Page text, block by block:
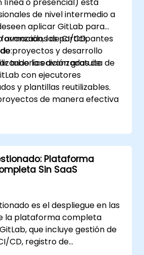
de nivel intermedio a
aplicar GitLab para
avanzados de CI/CD,
proyectos y desarrollo
la edición gratuita de
los participantes
tuberías avanzadas de
con ejecutores
y plantillas reutilizables.
de manera efectiva
código, problemas y
con Markdown y
de GitLab.
Pages, flujos de trabajo de
y configuraciones seguras en
mundo real.
Plataforma
Sin SaaS
es el despliegue en las
la plataforma completa
que incluye gestión de
CD, registro de